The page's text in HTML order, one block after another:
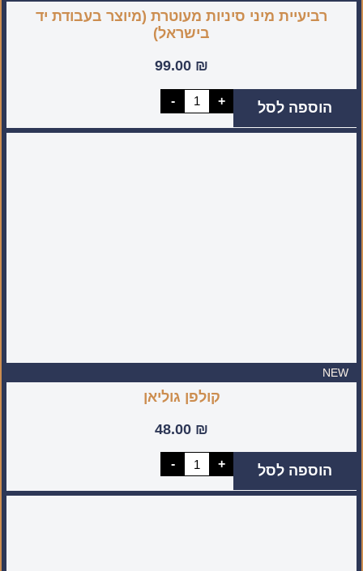
רביעיית מיני סיניות מעוטרת (מיוצר בעבודת יד
בישראל)
99.00 ₪
-
כמות
של
מיני
+ הוספה לסל
NEW
קולפן גוליאן
48.00 ₪
-
כמות
של
גוליאן
+ הוספה לסל